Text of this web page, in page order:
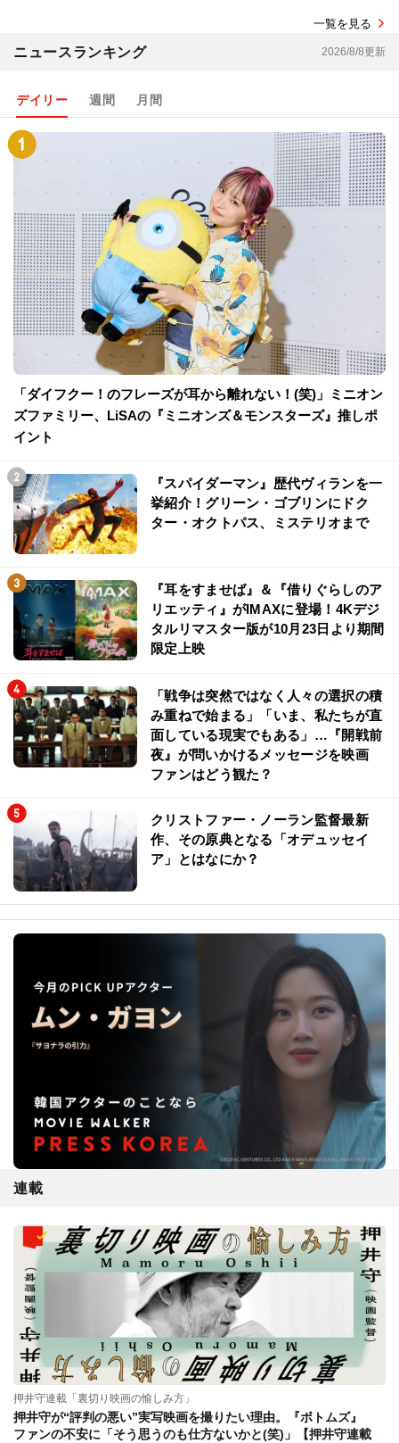
一覧を見る
ニュースランキング 2026/8/8更新
デイリー 週間 月間
「ダイフクー！のフレーズが耳から離れない！(笑)」ミニオン
ズファミリー、LiSAの『ミニオンズ＆モンスターズ』推しポ
イント
『スパイダーマン』歴代ヴィランを一
挙紹介！グリーン・ゴブリンにドク
ター・オクトパス、ミステリオまで
『耳をすませば』＆『借りぐらしのア
リエッティ』がIMAXに登場！4Kデジ
タルリマスター版が10月23日より期間
限定上映
「戦争は突然ではなく人々の選択の積
み重ねで始まる」「いま、私たちが直
面している現実でもある」…『開戦前
夜』が問いかけるメッセージを映画
ファンはどう観た？
クリストファー・ノーラン監督最新
作、その原典となる「オデュッセイ
ア」とはなにか？
連載
押井守連載「裏切り映画の愉しみ方」
押井守が“評判の悪い”実写映画を撮りたい理由。『ボトムズ』
ファンの不安に「そう思うのも仕方ないかと(笑)」【押井守連載